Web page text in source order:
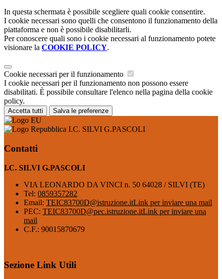
In questa schermata è possibile scegliere quali cookie consentire.
I cookie necessari sono quelli che consentono il funzionamento della
piattaforma e non è possibile disabilitarli.
Per conoscere quali sono i cookie necessari al funzionamento potete
visionare la COOKIE POLICY.
Cookie necessari per il funzionamento
I cookie necessari per il funzionamento non possono essere
disabilitati. È possibile consultare l'elenco nella pagina della cookie
policy.
Accetta tutti Salva le preferenze
I.C. SILVI G.PASCOLI
Contatti
I.C. SILVI G.PASCOLI
VIA LEONARDO DA VINCI n. 50 64028 / SILVI (TE)
Tel: 0859357282
Email: TEIC83700D@istruzione.itLink per inviare una mail
PEC: TEIC83700D@pec.istruzione.itLink per inviare una
mail
C.F.: 90015870679
Sezione Link Utili